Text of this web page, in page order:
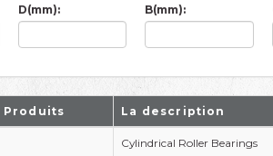
D(mm): B(mm):
Produits La description
Cylindrical Roller Bearings